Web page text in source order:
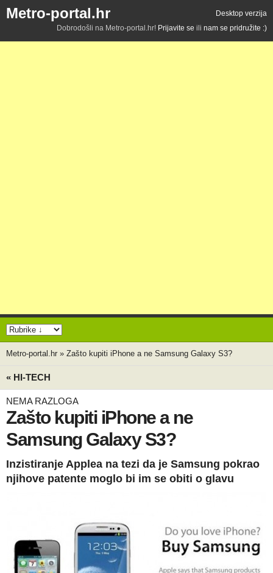
Metro-portal.hr
Desktop verzija
Dobrodošli na Metro-portal.hr! Prijavite se ili nam se pridružite :)
Metro-portal.hr » Zašto kupiti iPhone a ne Samsung Galaxy S3?
« HI-TECH
NEMA RAZLOGA
Zašto kupiti iPhone a ne
Samsung Galaxy S3?
Inzistiranje Applea na tezi da je Samsung pokrao
njihove patente moglo bi im se obiti o glavu